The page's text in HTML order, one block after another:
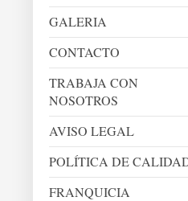
GALERIA
CONTACTO
TRABAJA CON
NOSOTROS
AVISO LEGAL
POLÍTICA DE
FRANQUICIA